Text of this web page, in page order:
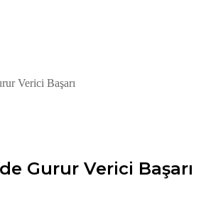
Verici Başarı
Gurur Verici Başarı